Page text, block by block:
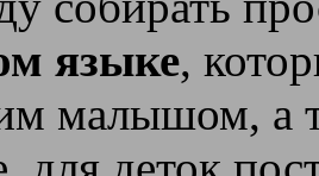
языке,
малышом, а